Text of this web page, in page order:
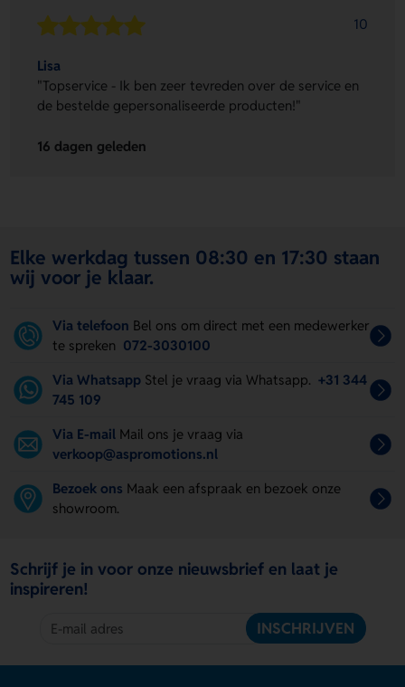
10
Lisa
"Topservice - Ik ben zeer tevreden over de service en
de bestelde gepersonaliseerde producten!"
16 dagen geleden
Elke werkdag tussen 08:30 en 17:30 staan
wij voor je klaar.
Via telefoon Bel ons om direct met een medewerker
te spreken 072-3030100
Via Whatsapp Stel je vraag via Whatsapp. +31 344
745 109
Via E-mail Mail ons je vraag via
verkoop@aspromotions.nl
Bezoek ons Maak een afspraak en bezoek onze
showroom.
Schrijf je in voor onze nieuwsbrief en laat je
inspireren!
INSCHRIJVEN